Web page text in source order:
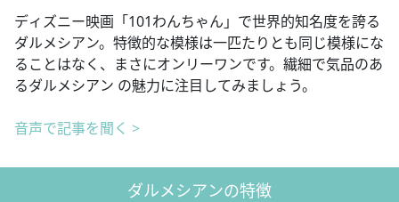
ディズニー映画「101わんちゃん」で世界的知名度を誇る
ダルメシアン。特徴的な模様は一匹たりとも同じ模様にな
ることはなく、まさにオンリーワンです。繊細で気品のあ
るダルメシアン の魅力に注目してみましょう。
音声で記事を聞く >
ダルメシアンの特徴